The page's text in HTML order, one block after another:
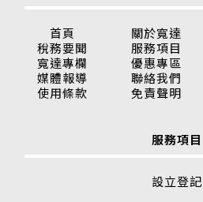
首頁
關於寬達
稅務要聞
服務項目
寬達專欄
優惠專區
媒體報導
聯絡我們
使用條款
免責聲明
服務項目
設立登記